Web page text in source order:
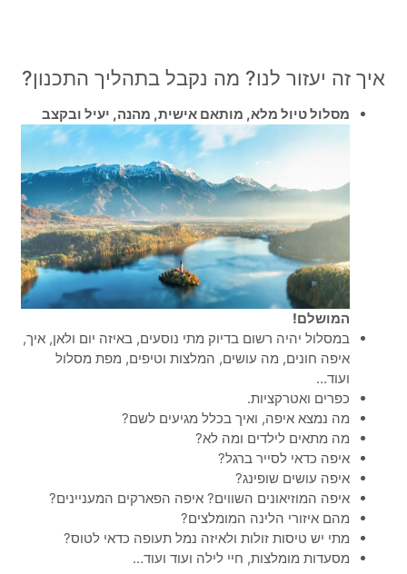
איך זה יעזור לנו? מה נקבל בתהליך התכנון?
מסלול טיול מלא, מותאם אישית, מהנה, יעיל ובקצב
המושלם!
במסלול יהיה רשום בדיוק מתי נוסעים, באיזה יום ולאן, איך,
איפה חונים, מה עושים, המלצות וטיפים, מפת מסלול
ועוד…
כפרים ואטרקציות.
מה נמצא איפה, ואיך בכלל מגיעים לשם?
מה מתאים לילדים ומה לא?
איפה כדאי לסייר ברגל?
איפה עושים שופינג?
איפה המוזיאונים השווים? איפה הפארקים המעניינים?
מהם איזורי הלינה המומלצים?
מתי יש טיסות זולות ולאיזה נמל תעופה כדאי לטוס?
מסעדות מומלצות, חיי לילה ועוד ועוד…